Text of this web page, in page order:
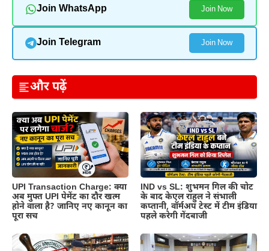
Join WhatsApp Join Now
Join Telegram Join Now
और पढ़ें
UPI Transaction Charge: क्या
अब मुफ्त UPI पेमेंट का दौर खत्म
होने वाला है? जानिए नए कानून का
पूरा सच
IND vs SL: शुभमन गिल की चोट
के बाद केएल राहुल ने संभाली
कप्तानी, वॉर्मअप टेस्ट में टीम इंडिया
पहले करेगी गेंदबाजी